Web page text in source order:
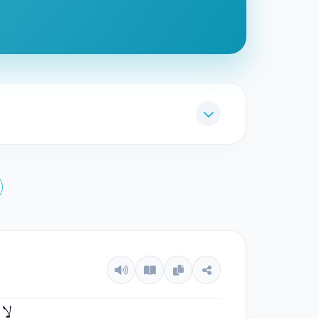
Al Ma'arij yang terdapat pada ayat